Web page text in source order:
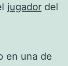
jugador del
en una de